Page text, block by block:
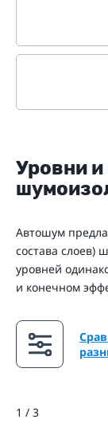
Уровни и
Автошум
состава слоев)
уровней
и конечном
1 / 3